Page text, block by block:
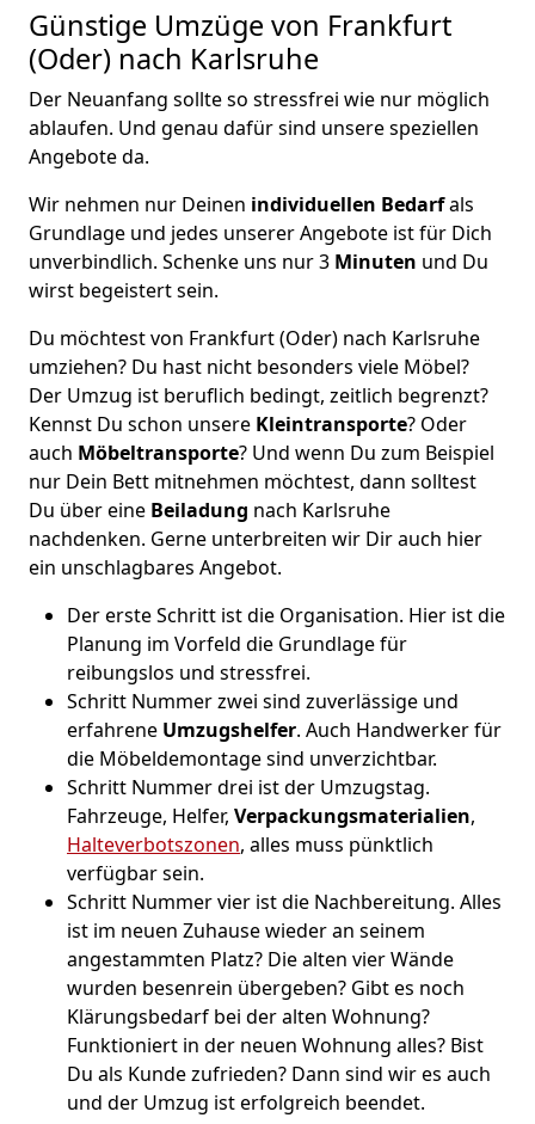
Günstige Umzüge von Frankfurt
(Oder) nach Karlsruhe
Der Neuanfang sollte so stressfrei wie nur möglich
ablaufen. Und genau dafür sind unsere speziellen
Angebote da.
Wir nehmen nur Deinen individuellen Bedarfals
Grundlage und jedes unserer Angebote ist für Dich
unverbindlich. Schenke uns nur 3 Minuten und Du
wirst begeistert sein.
Du möchtest von Frankfurt (Oder) nach Karlsruhe
umziehen? Du hast nicht besonders viele Möbel?
Der Umzug ist beruflich bedingt, zeitlich begrenzt?
Kennst Du schon unsere Kleintransporte? Oder
auch Möbeltransporte? Und wenn Du zum Beispiel
nur Dein Bett mitnehmen möchtest, dann solltest
Du über eine Beiladung nach Karlsruhe
nachdenken. Gerne unterbreiten wir Dir auch hier
ein unschlagbares Angebot.
Der erste Schritt ist die Organisation. Hier ist die
Planung im Vorfeld die Grundlage für
reibungslos und stressfrei.
Schritt Nummer zwei sind zuverlässige und
erfahrene Umzugshelfer. Auch Handwerker für
die Möbeldemontage sind unverzichtbar.
Schritt Nummer drei ist der Umzugstag.
Fahrzeuge, Helfer, Verpackungsmaterialien,
Halteverbotszonen, alles muss pünktlich
verfügbar sein.
Schritt Nummer vier ist die Nachbereitung. Alles
ist im neuen Zuhause wieder an seinem
angestammten Platz? Die alten vier Wände
wurden besenrein übergeben? Gibt es noch
Klärungsbedarf bei der alten Wohnung?
Funktioniert in der neuen Wohnung alles? Bist
Du als Kunde zufrieden? Dann sind wir es auch
und der Umzug ist erfolgreich beendet.